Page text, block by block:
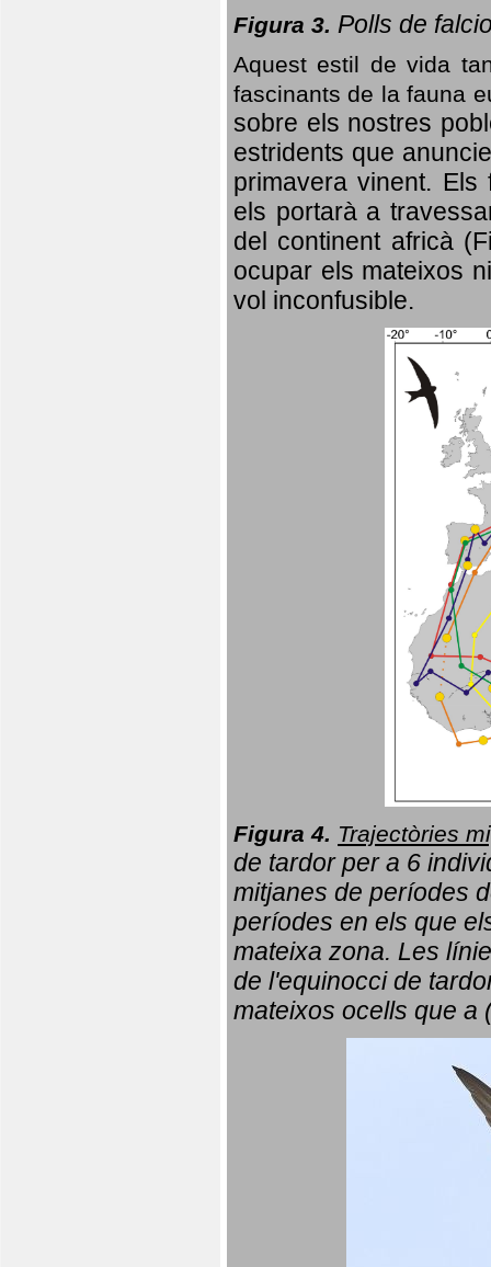
Figura 3. Polls de
Aquest estil de vida
fascinants de la fauna
sobre els nostres
estridents que
primavera vinent. Els
els portarà a
del continent africà
ocupar els mateixos
vol inconfusible.
Figura 4. Trajectòries
de tardor per a 6
mitjanes de períodes
períodes en els que
mateixa zona. Les
de l'equinocci de
mateixos ocells que a